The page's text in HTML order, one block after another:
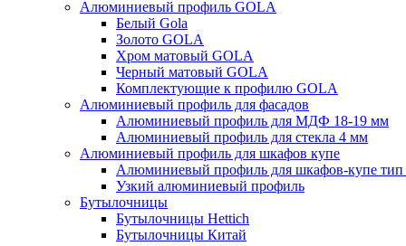
Алюминиевый профиль GOLA
Белый Gola
Золото GOLA
Хром матовый GOLA
Черный матовый GOLA
Комплектующие к профилю GOLA
Алюминиевый профиль для фасадов
Алюминиевый профиль для МДФ 18-19 мм
Алюминиевый профиль для стекла 4 мм
Алюминиевый профиль для шкафов купе
Алюминиевый профиль для шкафов-купе
Узкий алюминиевый профиль
Бутылочницы
Бутылочницы Hettich
Бутылочницы Китай